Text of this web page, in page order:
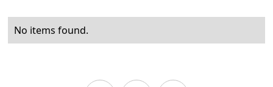
No items found.